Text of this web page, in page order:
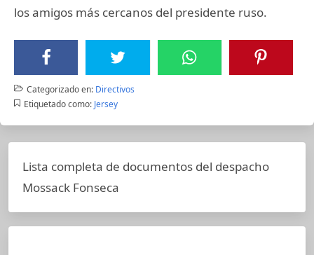
los amigos más cercanos del presidente ruso.
Categorizado en: Directivos
Etiquetado como: Jersey
Lista completa de documentos del despacho
Mossack Fonseca